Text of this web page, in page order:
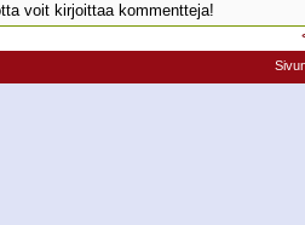
voit kirjoittaa kommentteja!